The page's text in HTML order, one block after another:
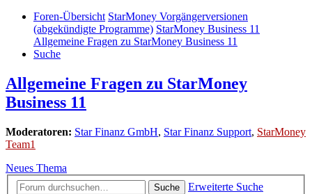
Foren-Übersicht StarMoney Vorgängerversionen
(abgekündigte Programme) StarMoney Business 11
Allgemeine Fragen zu StarMoney Business 11
Suche
Allgemeine Fragen zu StarMoney
Business 11
Moderatoren: Star Finanz GmbH, Star Finanz Support, StarMoney
Team1
Neues Thema
Suche
Erweiterte Suche